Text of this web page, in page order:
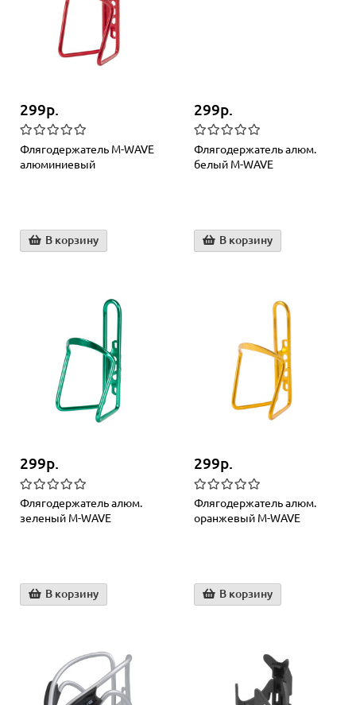
299р.
Флягодержатель M-WAVЕ
алюминиевый
В корзину
299р.
Флягодержатель алюм.
белый M-WAVE
В корзину
299р.
Флягодержатель алюм.
зеленый M-WAVE
В корзину
299р.
Флягодержатель алюм.
оранжевый M-WAVE
В корзину